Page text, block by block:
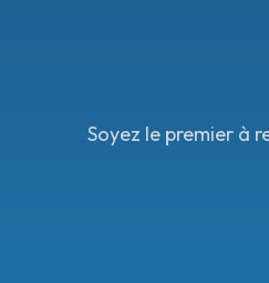
Soyez le premier à